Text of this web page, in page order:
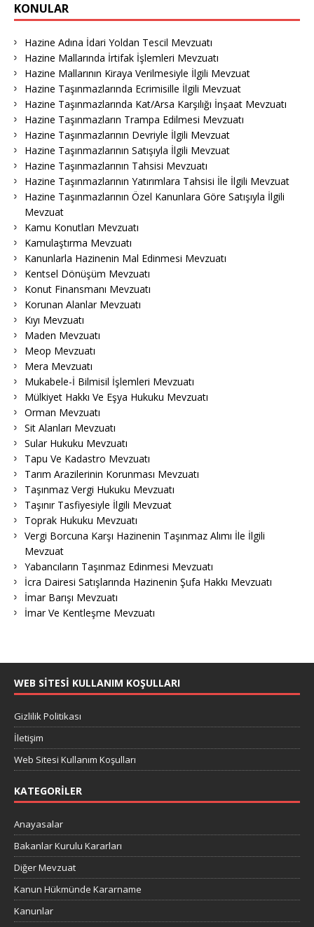
KONULAR
Hazine Adına İdari Yoldan Tescil Mevzuatı
Hazine Mallarında İrtifak İşlemleri Mevzuatı
Hazine Mallarının Kiraya Verilmesiyle İlgili Mevzuat
Hazine Taşınmazlarında Ecrimisille İlgili Mevzuat
Hazine Taşınmazlarında Kat/Arsa Karşılığı İnşaat Mevzuatı
Hazine Taşınmazların Trampa Edilmesi Mevzuatı
Hazine Taşınmazlarının Devriyle İlgili Mevzuat
Hazine Taşınmazlarının Satışıyla İlgili Mevzuat
Hazine Taşınmazlarının Tahsisi Mevzuatı
Hazine Taşınmazlarının Yatırımlara Tahsisi İle İlgili Mevzuat
Hazine Taşınmazlarının Özel Kanunlara Göre Satışıyla İlgili
Mevzuat
Kamu Konutları Mevzuatı
Kamulaştırma Mevzuatı
Kanunlarla Hazinenin Mal Edinmesi Mevzuatı
Kentsel Dönüşüm Mevzuatı
Konut Finansmanı Mevzuatı
Korunan Alanlar Mevzuatı
Kıyı Mevzuatı
Maden Mevzuatı
Meop Mevzuatı
Mera Mevzuatı
Mukabele-İ Bilmisil İşlemleri Mevzuatı
Mülkiyet Hakkı Ve Eşya Hukuku Mevzuatı
Orman Mevzuatı
Sit Alanları Mevzuatı
Sular Hukuku Mevzuatı
Tapu Ve Kadastro Mevzuatı
Tarım Arazilerinin Korunması Mevzuatı
Taşınmaz Vergi Hukuku Mevzuatı
Taşınır Tasfiyesiyle İlgili Mevzuat
Toprak Hukuku Mevzuatı
Vergi Borcuna Karşı Hazinenin Taşınmaz Alımı İle İlgili
Mevzuat
Yabancıların Taşınmaz Edinmesi Mevzuatı
İcra Dairesi Satışlarında Hazinenin Şufa Hakkı Mevzuatı
İmar Barışı Mevzuatı
İmar Ve Kentleşme Mevzuatı
WEB SITESI KULLANIM KOŞULLARI
Gizlilik Politikası
İletişim
Web Sitesi Kullanım Koşulları
KATEGORILER
Anayasalar
Bakanlar Kurulu Kararları
Diğer Mevzuat
Kanun Hükmünde Kararname
Kanunlar